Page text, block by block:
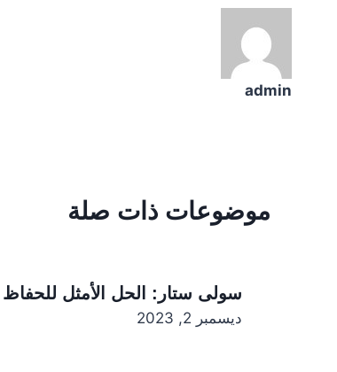
admin
موضوعات ذات صلة
سولى ستار: الحل الأمثل
ديسمبر 2, 2023